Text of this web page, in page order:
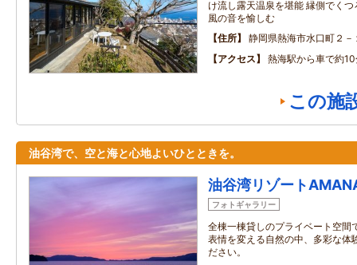
け流し露天温泉を堪能 縁側で
風の音を愉しむ
住所
静岡県熱海市水口町２－
アクセス
熱海駅から車で約
この施
油谷湾で、空と海と心地よいひとときを。
油谷湾リゾート
フォトギャラリー
全棟一棟貸しのプライベート空間
表情を変える自然の中、多彩な体
ださい。